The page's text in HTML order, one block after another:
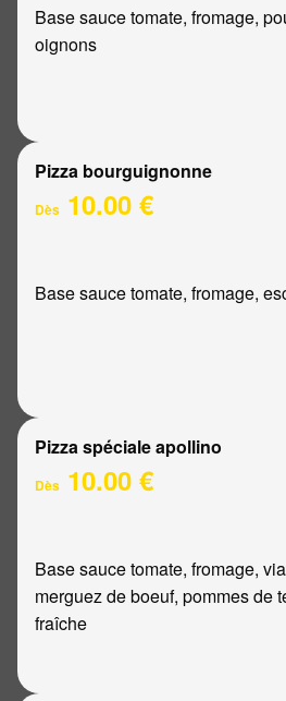
Base sauce tomate, fromage,
oignons
Pizza bourguignonne
Dès 10.00 €
Base sauce tomate, fromage,
Pizza spéciale apollino
Dès 10.00 €
Base sauce tomate, fromage,
merguez de boeuf, pommes de
fraîche